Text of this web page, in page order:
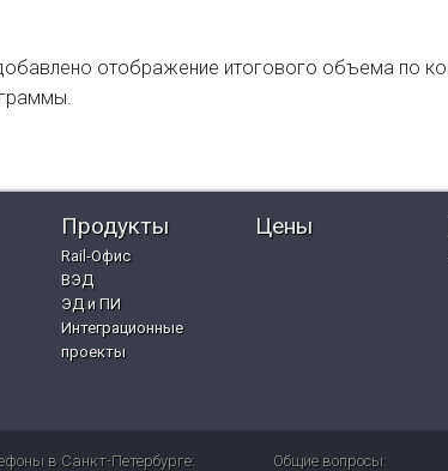
отображение итогового объема по
Продукты
Rail-Офис
ВЭД
ЭД и ПИ
Интеграционные
проекты
Цены
в Санкт-Петербурге: Общие вопросы: